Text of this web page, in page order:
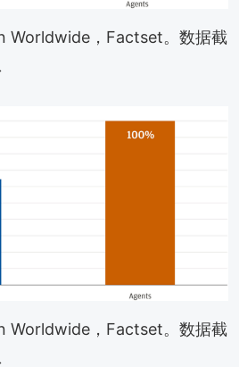
Worldwide，Factset。数据截
Worldwide，Factset。数据截